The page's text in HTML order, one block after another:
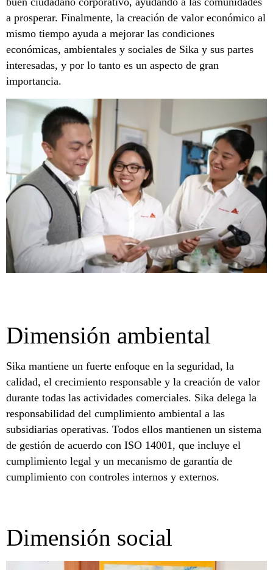
a prosperar. Finalmente, la creación de valor económico al
mismo tiempo ayuda a mejorar las condiciones
económicas, ambientales y sociales de Sika y sus partes
interesadas, y por lo tanto es un aspecto de gran
importancia.
Dimensión ambiental
Sika mantiene un fuerte enfoque en la seguridad, la
calidad, el crecimiento responsable y la creación de valor
durante todas las actividades comerciales. Sika delega la
responsabilidad del cumplimiento ambiental a las
subsidiarias operativas. Todos ellos mantienen un sistema
de gestión de acuerdo con ISO 14001, que incluye el
cumplimiento legal y un mecanismo de garantía de
cumplimiento con controles internos y externos.
Dimensión social